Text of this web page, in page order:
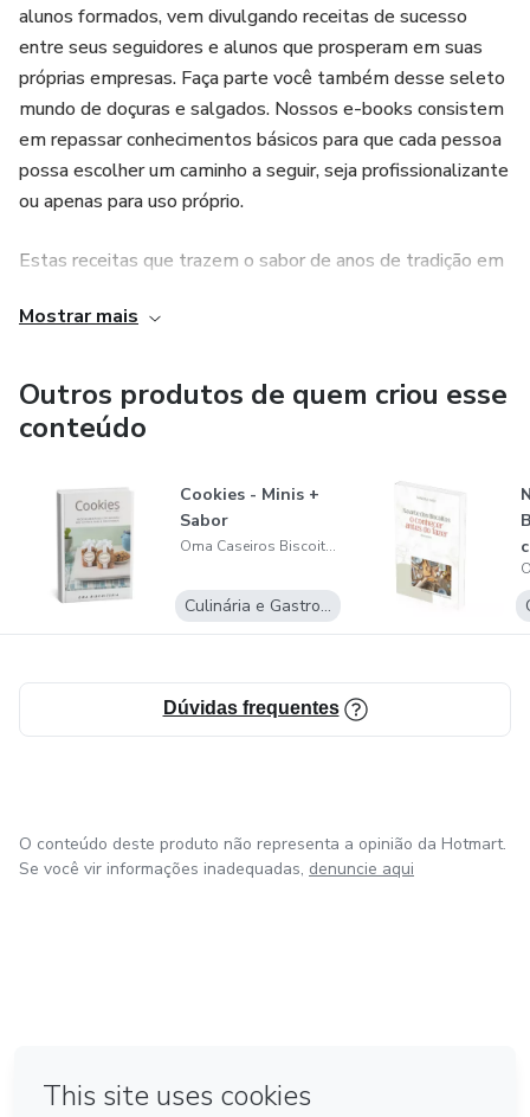
alunos formados, vem divulgando receitas de sucesso
entre seus seguidores e alunos que prosperam em suas
próprias empresas. Faça parte você também desse seleto
mundo de doçuras e salgados. Nossos e-books consistem
em repassar conhecimentos básicos para que cada pessoa
possa escolher um caminho a seguir, seja profissionalizante
ou apenas para uso próprio.
Estas receitas que trazem o sabor de anos de tradição em
receita base de família criaram-se assim as receitas
amanteigadas da Oma e que desenvolvidas por Sandra
Inez , no passar de testes foram desenvolvidos com
Linha de Biscoitos tradicionais foram sendo recriados com
muito mais sabor. A Linha Natal com um sucesso que cruza
as fronteiras de uma historia. Os Biscoitos salgados e a
linha de Stroopwafels. Contam uma trajetória de sucesso
e superação no ramos da Biscoiteria.
Este é nosso presente para VOCÊ iniciar sua jornada nesse
mudo de Sabores.
Mostrar mais
Outros produtos de quem criou esse
conteúdo
Cookies - Minis +
Sabor
Oma Caseiros Biscoiteria
Culinária e Gastronomia
Dúvidas frequentes
O conteúdo deste produto não representa a opinião da Hotmart.
Se você vir informações inadequadas, denuncie aqui
Feito com ❤ na Cidade do México